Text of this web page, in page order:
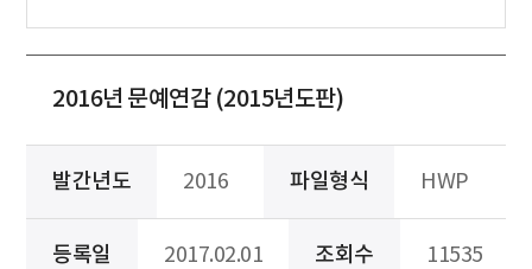
2016년 문예연감 (2015년도판)
발간년도 2016 파일형식 HWP
등록일 2017.02.01 조회수 11535